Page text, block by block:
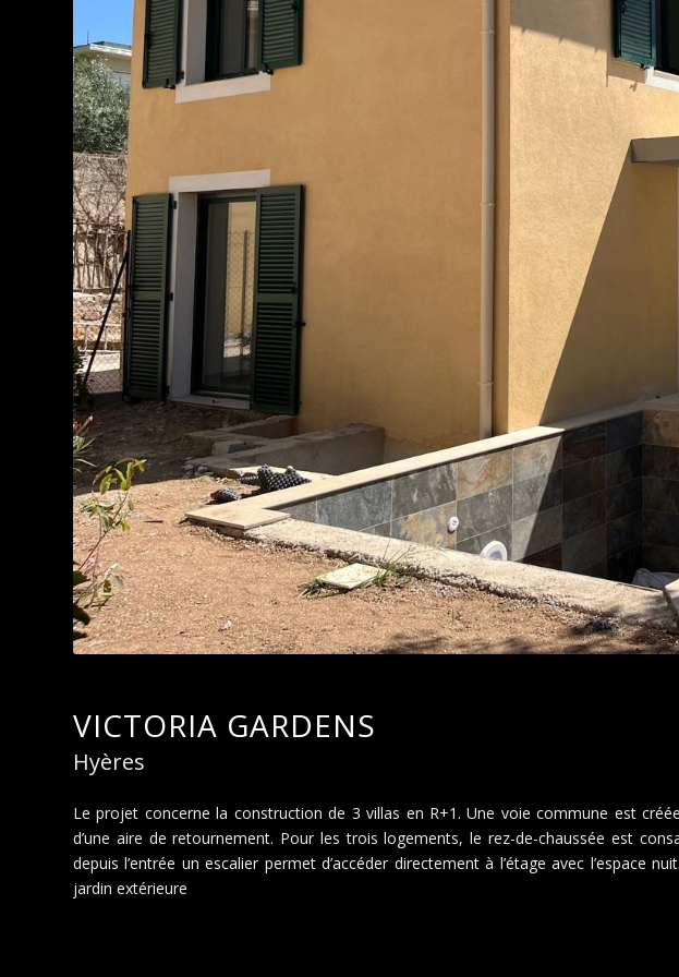
VICTORIA GARDENS
Hyères
Le projet concerne la construction de 3 villas en R+1. Une voie commune est
d’une aire de retournement. Pour les trois logements, le rez-de-chaussée est
depuis l’entrée un escalier permet d’accéder directement à l’étage avec l’espace
jardin extérieure